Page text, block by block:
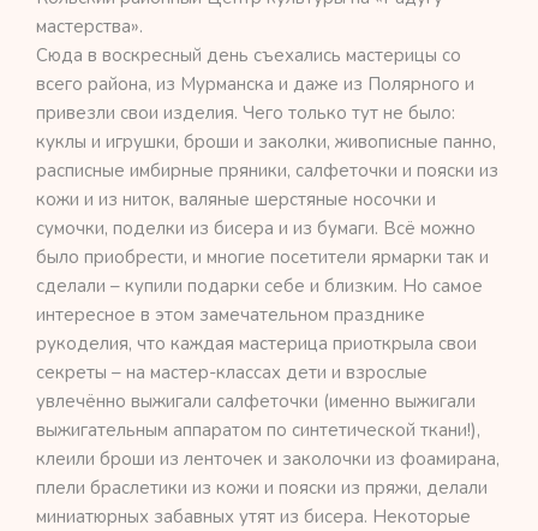
мастерства».
Сюда в воскресный день съехались мастерицы со
всего района, из Мурманска и даже из Полярного и
привезли свои изделия. Чего только тут не было:
куклы и игрушки, броши и заколки, живописные панно,
расписные имбирные пряники, салфеточки и пояски из
кожи и из ниток, валяные шерстяные носочки и
сумочки, поделки из бисера и из бумаги. Всё можно
было приобрести, и многие посетители ярмарки так и
сделали – купили подарки себе и близким. Но самое
интересное в этом замечательном празднике
рукоделия, что каждая мастерица приоткрыла свои
секреты – на мастер-классах дети и взрослые
увлечённо выжигали салфеточки (именно выжигали
выжигательным аппаратом по синтетической ткани!),
клеили броши из ленточек и заколочки из фоамирана,
плели браслетики из кожи и пояски из пряжи, делали
миниатюрных забавных утят из бисера. Некоторые